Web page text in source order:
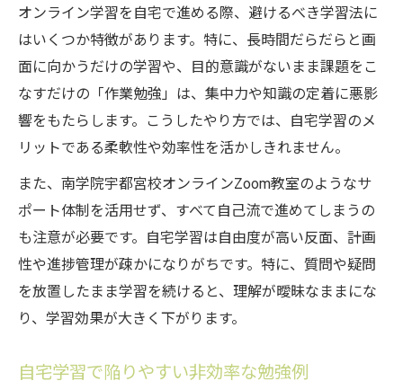
オンライン学習を自宅で進める際、避けるべき学習法に
はいくつか特徴があります。特に、長時間だらだらと画
面に向かうだけの学習や、目的意識がないまま課題をこ
なすだけの「作業勉強」は、集中力や知識の定着に悪影
響をもたらします。こうしたやり方では、自宅学習のメ
リットである柔軟性や効率性を活かしきれません。
また、南学院宇都宮校オンラインZoom教室のようなサ
ポート体制を活用せず、すべて自己流で進めてしまうの
も注意が必要です。自宅学習は自由度が高い反面、計画
性や進捗管理が疎かになりがちです。特に、質問や疑問
を放置したまま学習を続けると、理解が曖昧なままにな
り、学習効果が大きく下がります。
自宅学習で陥りやすい非効率な勉強例